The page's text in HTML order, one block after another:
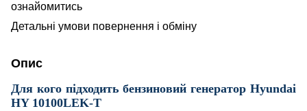
ознайомитись
Детальні умови повернення і обміну
Опис
Для кого підходить бензиновий генератор Hyundai
HY 10100LEK-T